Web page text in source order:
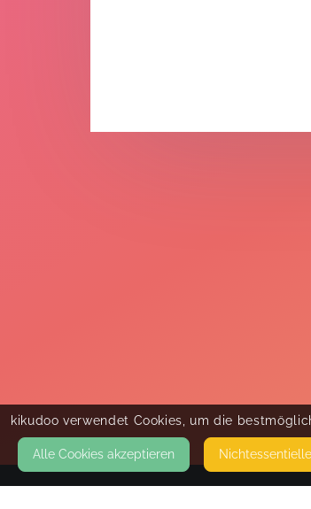
kikudoo verwendet Cookies, um die
Alle Cookies akzeptieren